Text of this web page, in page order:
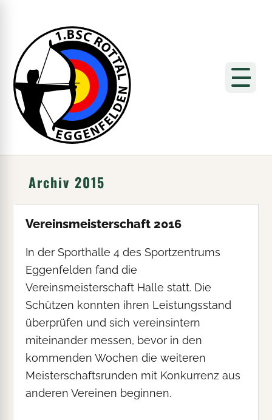
Archiv 2015
Vereinsmeisterschaft 2016
In der Sporthalle 4 des Sportzentrums
Eggenfelden fand die
Vereinsmeisterschaft Halle statt. Die
Schützen konnten ihren Leistungsstand
überprüfen und sich vereinsintern
miteinander messen, bevor in den
kommenden Wochen die weiteren
Meisterschaftsrunden mit Konkurrenz aus
anderen Vereinen beginnen.